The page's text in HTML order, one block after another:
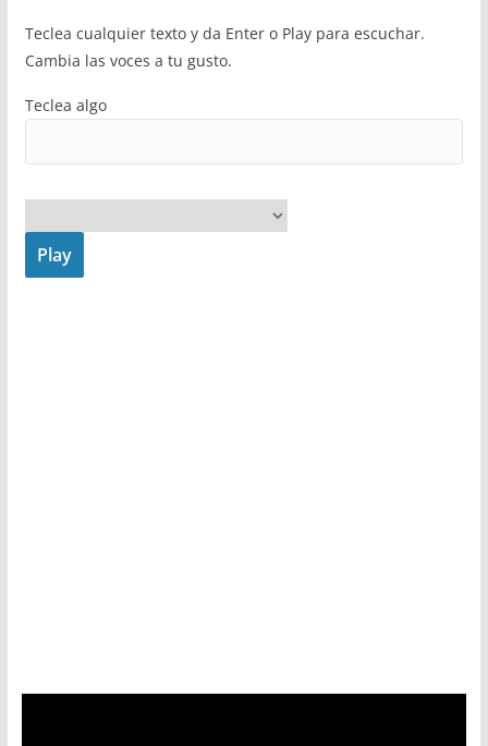
Teclea cualquier texto y da Enter o Play para escuchar.
Cambia las voces a tu gusto.
Teclea algo
Play